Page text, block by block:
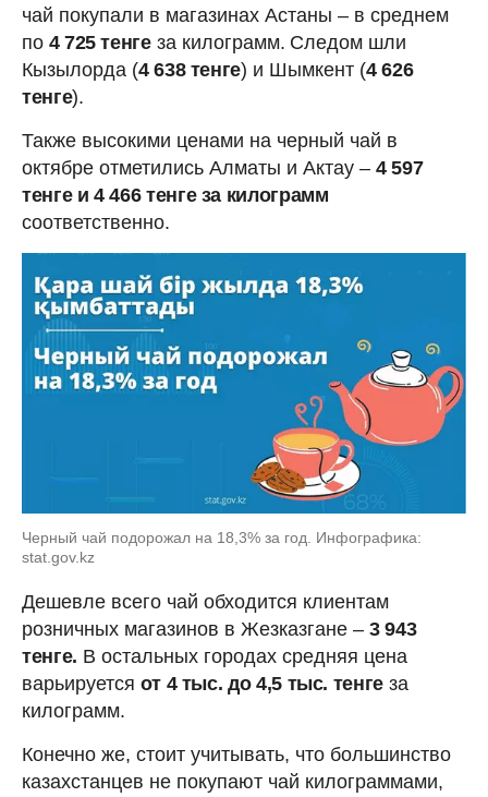
чай покупали в магазинах Астаны – в среднем
по 4 725 тенгеза килограмм. Следом шли
Кызылорда (4 638 тенге) и Шымкент (4 626
тенге).
Также высокими ценами на черный чай в
октябре отметились Алматы и Актау – 4 597
тенге и 4 466 тенге за килограмм
соответственно.
Черный чай подорожал на 18,3% за год. Инфографика:
stat.gov.kz
Дешевле всего чай обходится клиентам
розничных магазинов в Жезказгане – 3 943
тенге. В остальных городах средняя цена
варьируется от 4 тыс. до 4,5 тыс. тенгеза
килограмм.
Конечно же, стоит учитывать, что большинство
казахстанцев не покупают чай килограммами,